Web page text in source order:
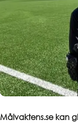
Målvaktens.se kan